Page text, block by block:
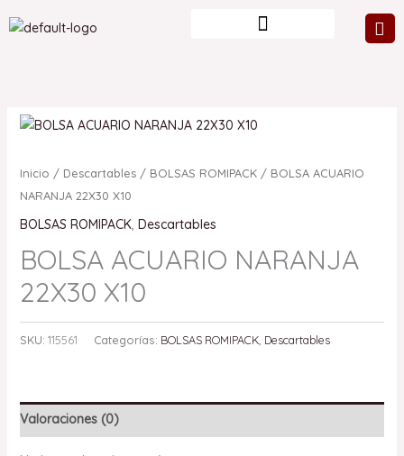
al
Inicio / Descartables/ BOLSAS ROMIPACK/ BOLSA ACUARIO
NARANJA 22X30 X10
BOLSAS ROMIPACK, Descartables
BOLSA ACUARIO NARANJA
22X30 X10
SKU: 115561 Categorías: BOLSAS ROMIPACK, Descartables
Valoraciones (0)